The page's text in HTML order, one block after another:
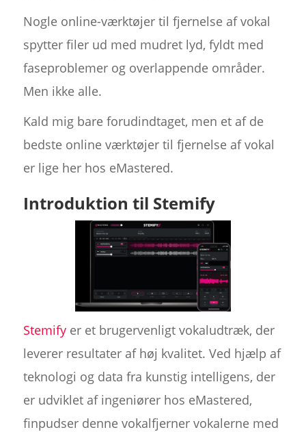
Nogle online-værktøjer til fjernelse af vokal
spytter filer ud med mudret lyd, fyldt med
faseproblemer og overlappende områder.
Men ikke alle.
Kald mig bare forudindtaget, men et af de
bedste online værktøjer til fjernelse af vokal
er lige her hos eMastered.
Introduktion til Stemify
Stemifyer et brugervenligt vokaludtræk, der
leverer resultater af høj kvalitet. Ved hjælp af
teknologi og data fra kunstig intelligens, der
er udviklet af ingeniører hos eMastered,
finpudser denne vokalfjerner vokalerne med